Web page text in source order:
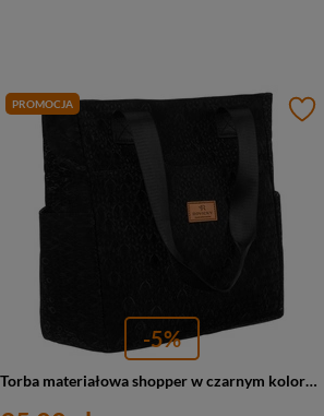
PROMOCJA
-5%
Torba materiałowa shopper w czarnym kolorze - Rovicky